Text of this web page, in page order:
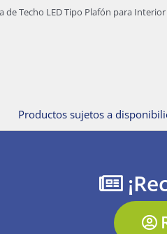
de Techo LED Tipo Plafón para
Productos sujetos a